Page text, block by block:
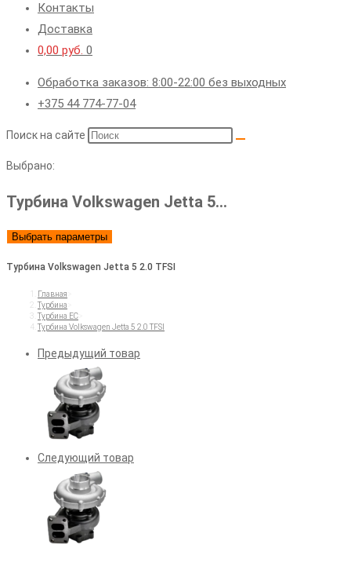
Контакты
Доставка
0,00 руб. 0
Обработка заказов: 8:00-22:00 без выходных
+375 44 774-77-04
Поиск на сайте
Выбрано:
Турбина Volkswagen Jetta 5…
Выбрать параметры
Турбина Volkswagen Jetta 5 2.0 TFSI
Главная
Турбина
Турбина EC
Турбина Volkswagen Jetta 5 2.0 TFSI
Предыдущий товар
Следующий товар